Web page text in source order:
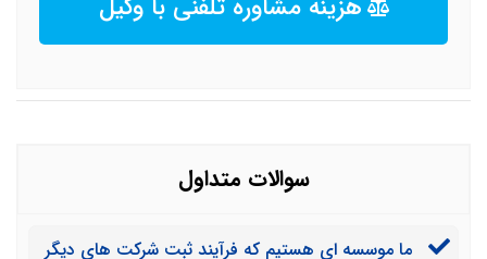
هزینه مشاوره تلفنی با وکیل
سوالات متداول
ما موسسه ای هستیم که فرآیند ثبت شرکت های دیگر